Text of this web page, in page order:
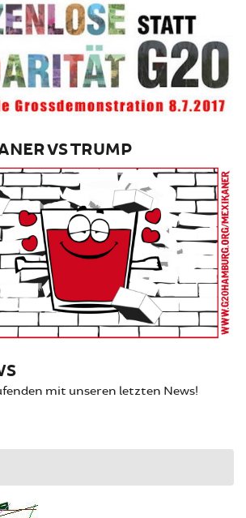
VS TRUMP
mit unseren letzten News!